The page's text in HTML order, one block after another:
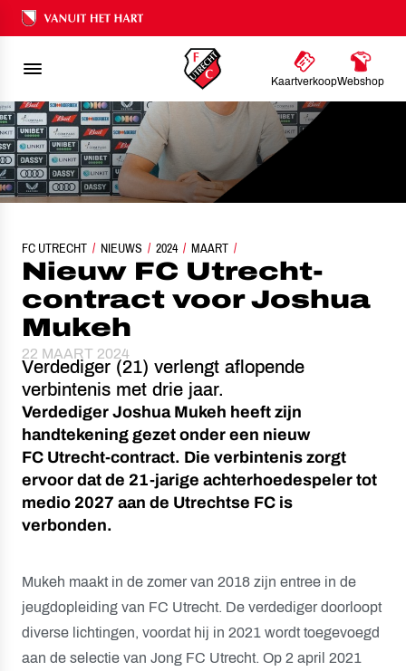
Ons nalatenschap
KaartverkoopWebshop
FC UTRECHT NIEUWS 2024 MAART
NIEUW FC UTRECHT-CONTRACT VOOR JOSHUA MUKEH
Nieuw FC Utrecht-
contract voor Joshua
Mukeh
22 MAART 2024
Verdediger (21) verlengt aflopende
verbintenis met drie jaar.
Verdediger Joshua Mukeh heeft zijn
handtekening gezet onder een nieuw
FC Utrecht-contract. Die verbintenis zorgt
ervoor dat de 21-jarige achterhoedespeler tot
medio 2027 aan de Utrechtse FC is
verbonden.
Mukeh maakt in de zomer van 2018 zijn entree in de
jeugdopleiding van FC Utrecht. De verdediger doorloopt
diverse lichtingen, voordat hij in 2021 wordt toegevoegd
aan de selectie van Jong FC Utrecht. Op 2 april 2021